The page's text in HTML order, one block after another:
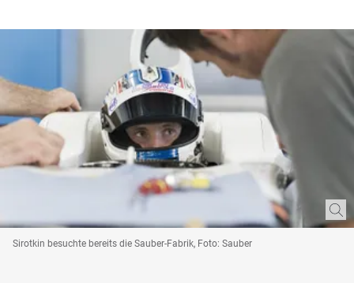
Sirotkin besuchte bereits die Sauber-Fabrik, Foto: Sauber